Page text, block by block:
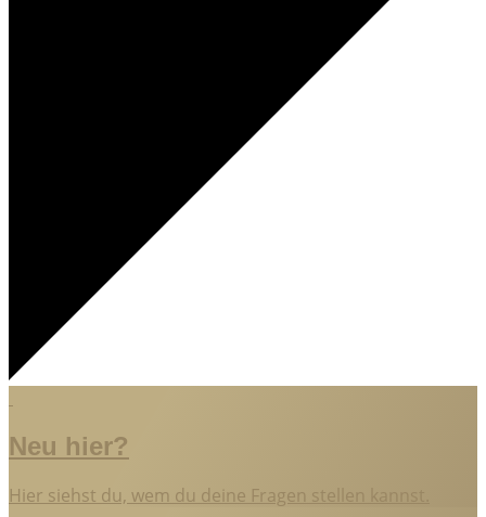
Neu hier?
Hier siehst du, wem du deine Fragen stellen kannst.